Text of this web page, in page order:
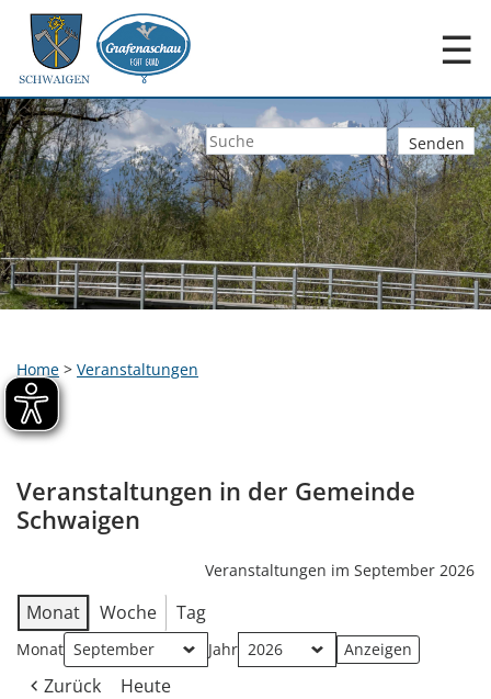
☰
Home > Veranstaltungen
Veranstaltungen in der Gemeinde
Schwaigen
Veranstaltungen im September 2026
Monat Woche Tag
Monat Jahr
Zurück Heute